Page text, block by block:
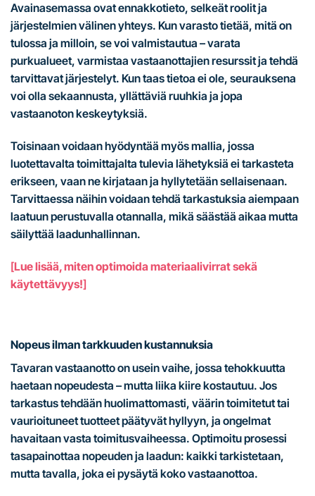
Avainasemassa ovat ennakkotieto, selkeät roolit ja
järjestelmien välinen yhteys. Kun varasto tietää, mitä on
tulossa ja milloin, se voi valmistautua – varata
purkualueet, varmistaa vastaanottajien resurssit ja tehdä
tarvittavat järjestelyt. Kun taas tietoa ei ole, seurauksena
voi olla sekaannusta, yllättäviä ruuhkia ja jopa
vastaanoton keskeytyksiä.
Toisinaan voidaan hyödyntää myös mallia, jossa
luotettavalta toimittajalta tulevia lähetyksiä ei tarkasteta
erikseen, vaan ne kirjataan ja hyllytetään sellaisenaan.
Tarvittaessa näihin voidaan tehdä tarkastuksia aiempaan
laatuun perustuvalla otannalla, mikä säästää aikaa mutta
säilyttää laadunhallinnan.
[Lue lisää, miten optimoida materiaalivirrat sekä
käytettävyys!]
Nopeus ilman tarkkuuden kustannuksia
Tavaran vastaanotto on usein vaihe, jossa tehokkuutta
haetaan nopeudesta – mutta liika kiire kostautuu. Jos
tarkastus tehdään huolimattomasti, väärin toimitetut tai
vaurioituneet tuotteet päätyvät hyllyyn, ja ongelmat
havaitaan vasta toimitusvaiheessa. Optimoitu prosessi
tasapainottaa nopeuden ja laadun: kaikki tarkistetaan,
mutta tavalla, joka ei pysäytä koko vastaanottoa.